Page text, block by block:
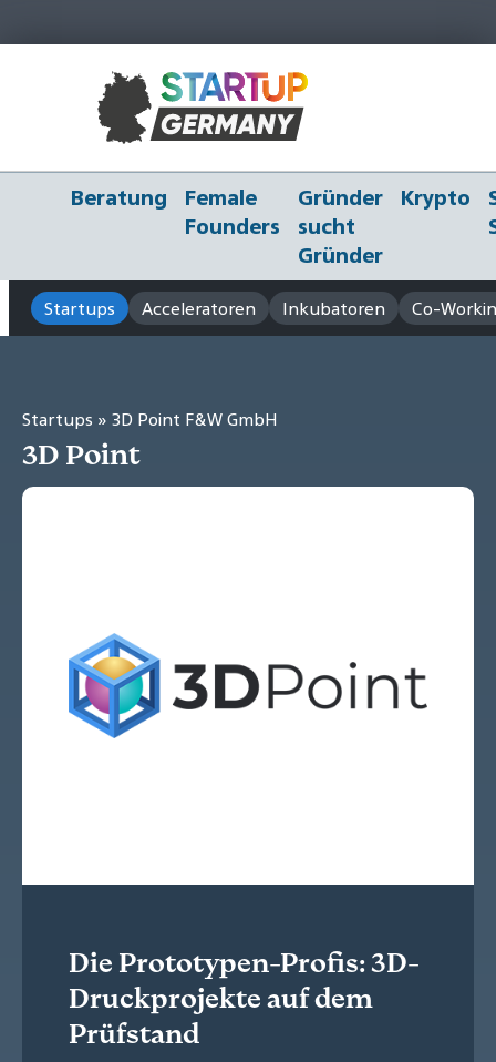
Beratung
Female
Founders
Gründer
sucht
Gründer
Krypto
Startups Acceleratoren Inkubatoren Co-
Startups » 3D Point F&W GmbH
3D Point
Die Prototypen-Profis: 3D-
Druckprojekte auf dem
Prüfstand